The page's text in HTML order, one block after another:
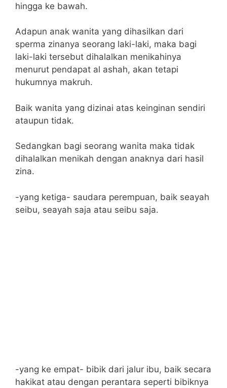
hingga ke bawah.
Adapun anak wanita yang dihasilkan dari
sperma zinanya seorang laki-laki, maka bagi
laki-laki tersebut dihalalkan menikahinya
menurut pendapat al ashah, akan tetapi
hukumnya makruh.
Baik wanita yang dizinai atas keinginan sendiri
ataupun tidak.
Sedangkan bagi seorang wanita maka tidak
dihalalkan menikah dengan anaknya dari hasil
zina.
-yang ketiga- saudara perempuan, baik seayah
seibu, seayah saja atau seibu saja.
-yang ke empat- bibik dari jalur ibu, baik secara
hakikat atau dengan perantara seperti bibiknya